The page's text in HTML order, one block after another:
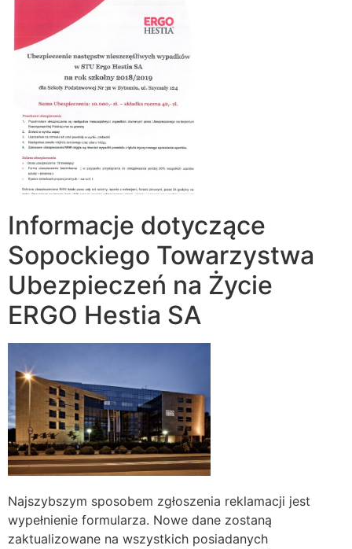
Informacje dotyczące
Sopockiego Towarzystwa
Ubezpieczeń na Życie
ERGO Hestia SA
Najszybszym sposobem zgłoszenia reklamacji jest
wypełnienie formularza. Nowe dane zostaną
zaktualizowane na wszystkich posiadanych